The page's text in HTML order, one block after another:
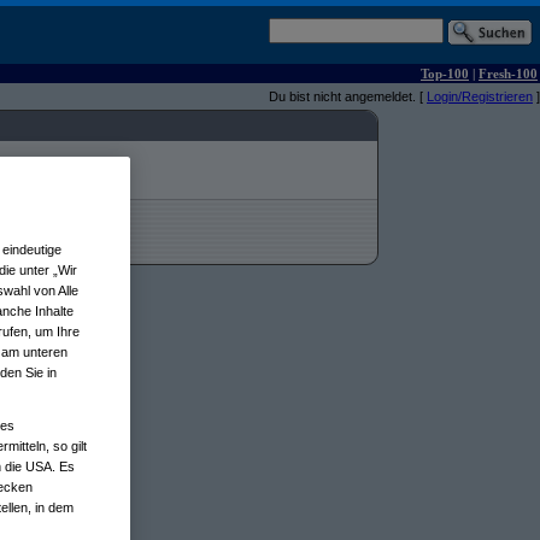
Top-100 | Fresh-100
Du bist nicht angemeldet. [ Login/Registrieren ]
unter „Wir
von Alle
Inhalte
um Ihre
unteren
Sie in
so gilt
die USA. Es
in dem